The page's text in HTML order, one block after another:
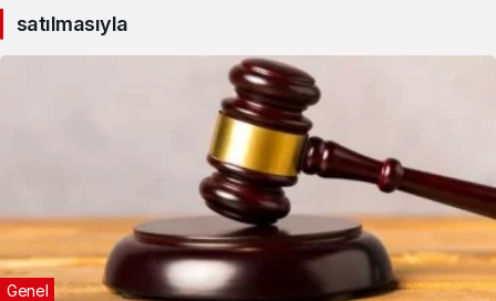
satılmasıyla
Genel